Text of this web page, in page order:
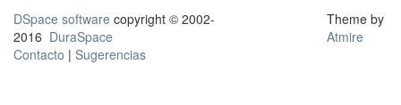
DSpace software copyright © 2002-
2016 DuraSpace
Contacto | Sugerencias
Theme by
Atmire